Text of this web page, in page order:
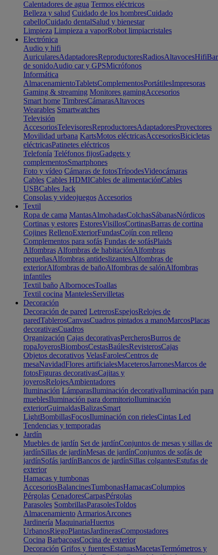
Calentadores de agua Termos eléctricos
Belleza y salud Cuidado de los hombresCuidado
cabelloCuidado dentalSalud y bienestar
Limpieza Limpieza a vaporRobot limpiacristales
Electrónica
Audio y hifi
AuricularesAdaptadoresReproductoresRadiosAltavocesHifi
de sonidoAudio car y GPSMicrófonos
Informática
AlmacenamientoTabletsComplementosPortátilesImpresoras
Gaming & streaming Monitores gamingAccesorios
Smart home TimbresCámarasAltavoces
Wearables Smartwatches
Televisión
AccesoriosTelevisoresReproductoresAdaptadoresProyectores
Movilidad urbana KartsMotos eléctricasAccesoriosBicicletas
eléctricasPatinetes eléctricos
Telefonía Teléfonos fijosGadgets y
complementosSmartphones
Foto y vídeo Cámaras de fotosTrípodesVideocámaras
Cables Cables HDMICables de alimentaciónCables
USBCables Jack
Consolas y videojuegos Accesorios
Textil
Ropa de cama MantasAlmohadasColchasSábanasNórdicos
Cortinas y estores EstoresVisillosCortinasBarras de cortina
Cojines RellenoExteriorFundasCojín con relleno
Complementos para sofás Fundas de sofásPlaids
Alfombras Alfombras de habitaciónAlfombras
pequeñasAlfombras antideslizantesAlfombras de
exteriorAlfombras de bañoAlfombras de salónAlfombras
infantiles
Textil baño AlbornocesToallas
Textil cocina MantelesServilletas
Decoración
Decoración de pared LetrerosEspejosRelojes de
paredTablerosCanvasCuadros pintados a manoMarcosPlacas
decorativasCuadros
Organización Cajas decorativasPercherosBurros de
ropaJoyerosBiombosCestasBaúlesRevisterosCajas
Objetos decorativos VelasFarolesCentros de
mesaNavidadFlores artificialesMaceterosJarronesMarcos de
fotosFiguras decorativasCajitas y
joyerosRelojesAmbientadores
Iluminación LámparasIluminación decorativaIluminación para
mueblesIluminación para dormitorioIluminación
exteriorGuirnaldasBalizasSmart
LightBombillasFocosIluminación con rielesCintas Led
Tendencias y temporadas
Jardín
Muebles de jardín Set de jardínConjuntos de mesas y sillas de
jardínSillas de jardínMesas de jardínConjuntos de sofás de
jardínSofás jardínBancos de jardínSillas colgantesEstufas de
exterior
Hamacas y tumbonas
AccesoriosBalancinesTumbonasHamacasColumpios
Pérgolas CenadoresCarpasPérgolas
Parasoles SombrillasParasolesToldos
Almacenamiento ArmariosArcones
Jardinería MaquinariaHuertos
UrbanosRiegoPlantasJardinerasCompostadores
Cocina BarbacoasCocina de exterior
Decoración Grifos y fuentesEstatuasMacetasTermómetros y